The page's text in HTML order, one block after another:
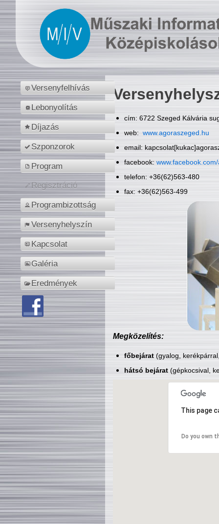
Versenyfelhívás
Lebonyolítás
Díjazás
Szponzorok
Program
Regisztráció
Programbizottság
Versenyhelyszín
Kapcsolat
Galéria
Eredmények
cím: 6722 Szeged Kálvária
web: www.agoraszeged.hu
email:
facebook:
telefon: +36(62)563-480
fax: +36(62)563-499
Megközelítés:
főbejárat(gyalog,
hátsó bejárat(gépkocsival,
This page
Do you own